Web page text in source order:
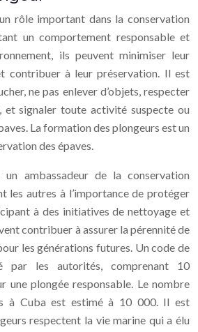
rôle important dans la conservation
un comportement responsable et
ils peuvent minimiser leur
contribuer à leur préservation. Il est
ne pas enlever d’objets, respecter
et signaler toute activité suspecte ou
La formation des plongeurs est un
des épaves.
un ambassadeur de la conservation
les autres à l’importance de protéger
à des initiatives de nettoyage et
contribuer à assurer la pérennité de
les générations futures. Un code de
par les autorités, comprenant 10
une plongée responsable. Le nombre
à Cuba est estimé à 10 000. Il est
respectent la vie marine qui a élu